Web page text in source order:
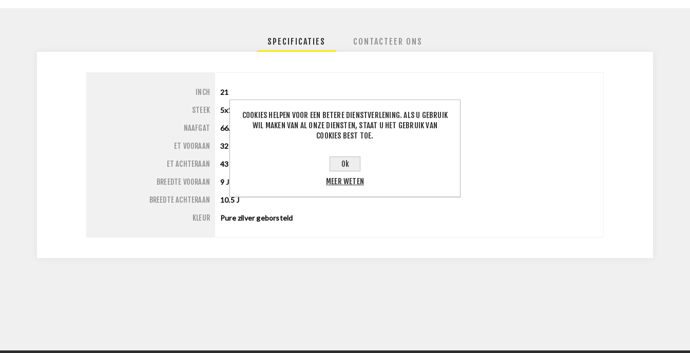
SPECIFICATIES CONTACTEER ONS
INCH 21
STEEK 5x112
NAAFGAT 66.6
ET VOORAAN 32
ET ACHTERAAN 43
BREEDTE VOORAAN 9J
BREEDTE ACHTERAAN 10.5J
KLEUR Pure zilver geborsteld
COOKIES HELPEN VOOR EEN BETERE DIENSTVERLENING. ALS U GEBRUIK
WIL MAKEN VAN AL ONZE DIENSTEN, STAAT U HET GEBRUIK VAN
COOKIES BEST TOE.
Ok
MEER WETEN